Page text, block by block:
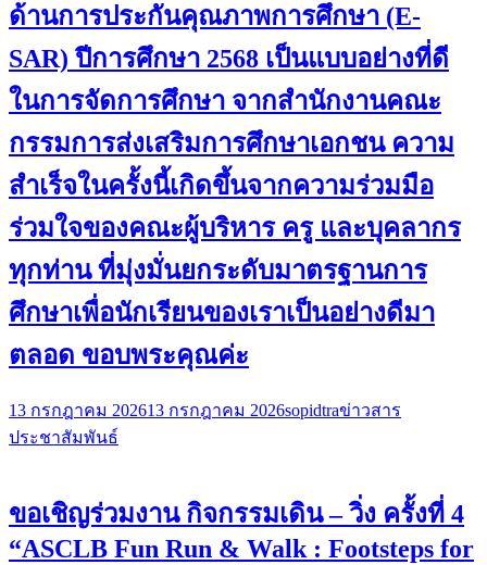
ด้านการประกันคุณภาพการศึกษา (E-
SAR) ปีการศึกษา 2568 เป็นแบบอย่างที่ดี
ในการจัดการศึกษา จากสำนักงานคณะ
กรรมการส่งเสริมการศึกษาเอกชน ความ
สำเร็จในครั้งนี้เกิดขึ้นจากความร่วมมือ
ร่วมใจของคณะผู้บริหาร ครู และบุคลากร
ทุกท่าน ที่มุ่งมั่นยกระดับมาตรฐานการ
ศึกษาเพื่อนักเรียนของเราเป็นอย่างดีมา
ตลอด ขอบพระคุณค่ะ
13 กรกฎาคม 202613 กรกฎาคม 2026sopidtraข่าวสาร
ประชาสัมพันธ์
ขอเชิญร่วมงาน กิจกรรมเดิน – วิ่ง ครั้งที่ 4
“ASCLB Fun Run & Walk : Footsteps for